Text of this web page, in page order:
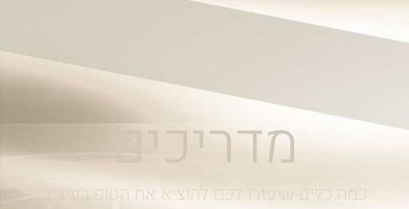
מדריכים
כמה כלים שיעזרו לכם להוציא את הטופ בעיצוב